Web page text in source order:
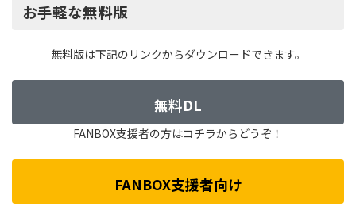
お手軽な無料版
無料版は下記のリンクからダウンロードできます。
無料DL
FANBOX支援者の方はコチラからどうぞ！
FANBOX支援者向け